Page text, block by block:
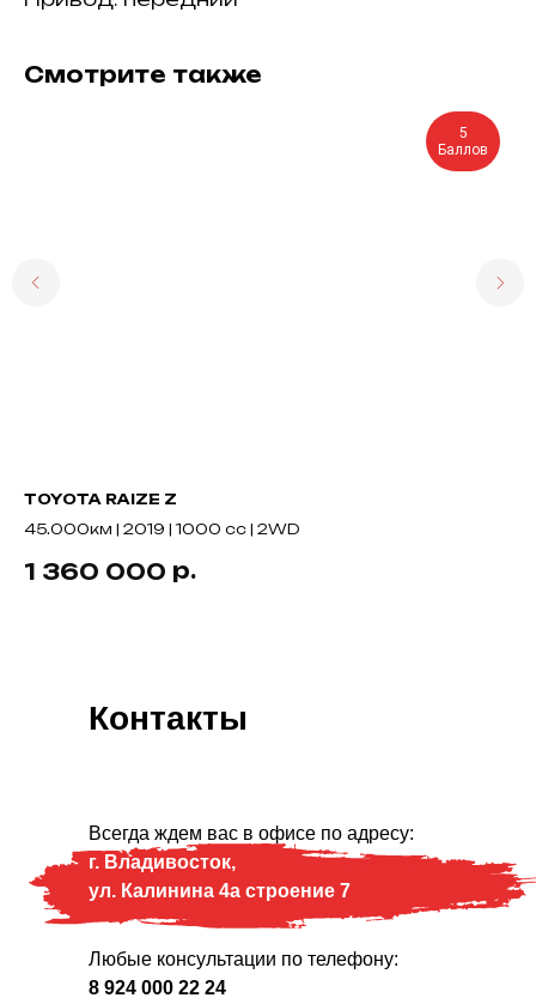
Смотрите также
5
Баллов
TOYOTA RAIZE Z
45.000км | 2019 | 1000 cc | 2WD
1 360 000 р.
Контакты
Всегда ждем вас в офисе по адресу:
г. Владивосток,
ул. Калинина 4а строение 7
Любые консультации по телефону:
8 924 000 22 24